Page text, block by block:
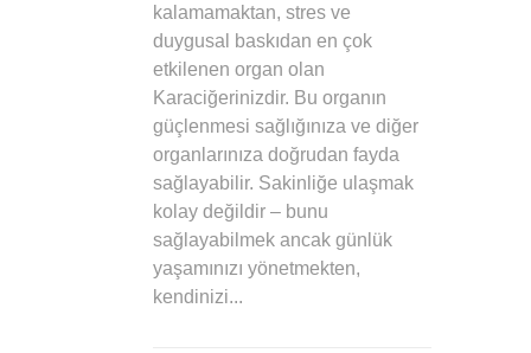
kalamamaktan, stres ve
duygusal baskıdan en çok
etkilenen organ olan
Karaciğerinizdir. Bu organın
güçlenmesi sağlığınıza ve diğer
organlarınıza doğrudan fayda
sağlayabilir. Sakinliğe ulaşmak
kolay değildir – bunu
sağlayabilmek ancak günlük
yaşamınızı yönetmekten,
kendinizi...